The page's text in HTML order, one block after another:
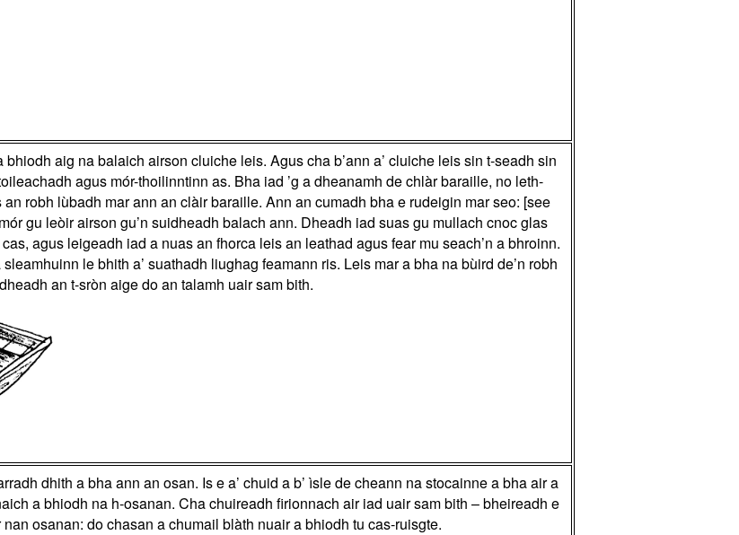
bhiodh aig na balaich airson cluiche leis. Agus cha b’ann a’ cluiche leis sin t-seadh sin
agus mór-thoilinntinn as. Bha iad ’g a dheanamh de chlàr baraille, no leth-
robh lùbadh mar ann an clàir baraille. Ann an cumadh bha e rudeigin mar seo: [see
gu leòir airson gu’n suidheadh balach ann. Dheadh iad suas gu mullach cnoc glas
agus leigeadh iad a nuas an fhorca leis an leathad agus fear mu seach’n a bhroinn.
le bhith a’ suathadh liughag feamann ris. Leis mar a bha na bùird de’n robh
an t-sròn aige do an talamh uair sam bith.
dhith a bha ann an osan. Is e a’ chuid a b’ ìsle de cheann na stocainne a bha air a
a bhiodh na h-osanan. Cha chuireadh firionnach air iad uair sam bith – bheireadh e
osanan: do chasan a chumail blàth nuair a bhiodh tu cas-ruisgte.